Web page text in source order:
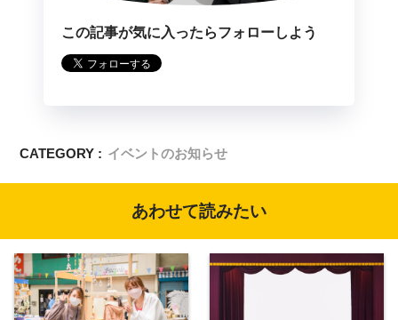
この記事が気に入ったらフォローしよう
CATEGORY : イベントのお知らせ
あわせて読みたい